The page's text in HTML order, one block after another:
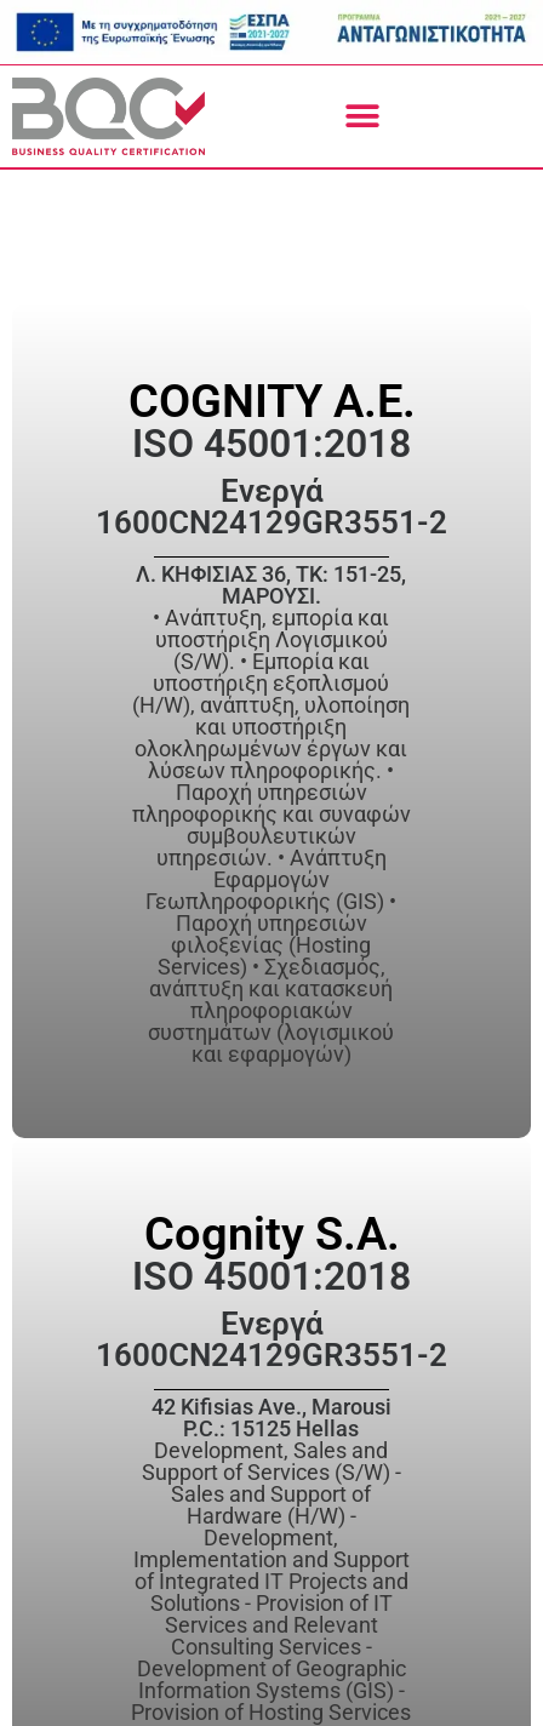
COGNITY Α.Ε.
ISO 45001:2018
Ενεργά
1600CN24129GR3551-2
Λ. ΚΗΦΙΣΙΑΣ 36, ΤΚ: 151-25,
ΜΑΡΟΥΣΙ.
• Ανάπτυξη, εμπορία και
υποστήριξη Λογισμικού
(S/W). • Εμπορία και
υποστήριξη εξοπλισμού
(H/W), ανάπτυξη, υλοποίηση
και υποστήριξη
ολοκληρωμένων έργων και
λύσεων πληροφορικής. •
Παροχή υπηρεσιών
πληροφορικής και συναφών
συμβουλευτικών
υπηρεσιών. • Ανάπτυξη
Εφαρμογών
Γεωπληροφορικής (GIS) •
Παροχή υπηρεσιών
φιλοξενίας (Hosting
Services) • Σχεδιασμός,
ανάπτυξη και κατασκευή
πληροφοριακών
συστημάτων (λογισμικού
και εφαρμογών)
Cognity S.A.
ISO 45001:2018
Ενεργά
1600CN24129GR3551-2
42 Kifisias Ave., Marousi
P.C.: 15125 Hellas
Development, Sales and
Support of Services (S/W) -
Sales and Support of
Hardware (H/W) -
Development,
Implementation and Support
of Integrated IT Projects and
Solutions - Provision of IT
Services and Relevant
Consulting Services -
Development of Geographic
Information Systems (GIS) -
Provision of Hosting Services